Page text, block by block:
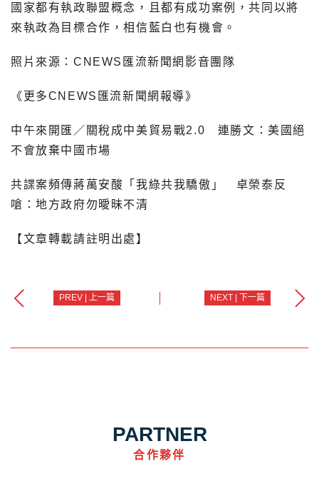
國家都有執政聯盟概念，且都有成功案例，共同以將
來執政為目標合作，相信藍白也有機會。
照片來源：CNEWS匯流新聞網影音團隊
《更多CNEWS匯流新聞網報導》
中午來開匯／關稅成中美貿易戰2.0 連勝文：美國絕
不會放棄中國市場
共諜案頻傳蔣萬安酸「我綠共我驕傲」 卓榮泰反
嗆：地方政府勿曖昧不清
【文章轉載請註明出處】
PREV | 上一篇 NEXT | 下一篇
PARTNER
合作夥伴